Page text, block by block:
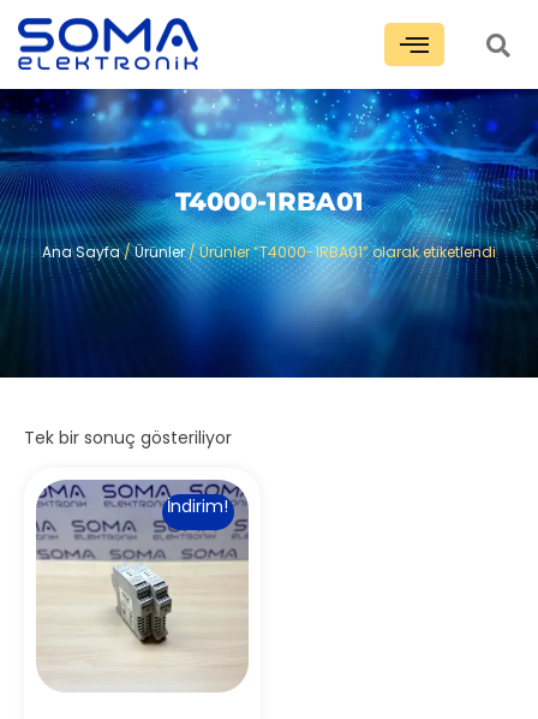
T4000-1RBA01
Ana Sayfa/Ürünler/ Ürünler “T4000-1RBA01” olarak etiketlendi
Tek bir sonuç gösteriliyor
İndirim!